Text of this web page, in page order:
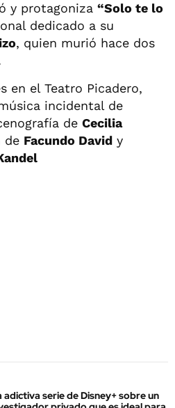
y protagoniza “Solo te lo
dedicado a su
, quien murió hace dos
en el Teatro Picadero,
incidental de
de Cecilia
de Facundo David y
adictiva serie de Disney+ sobre un